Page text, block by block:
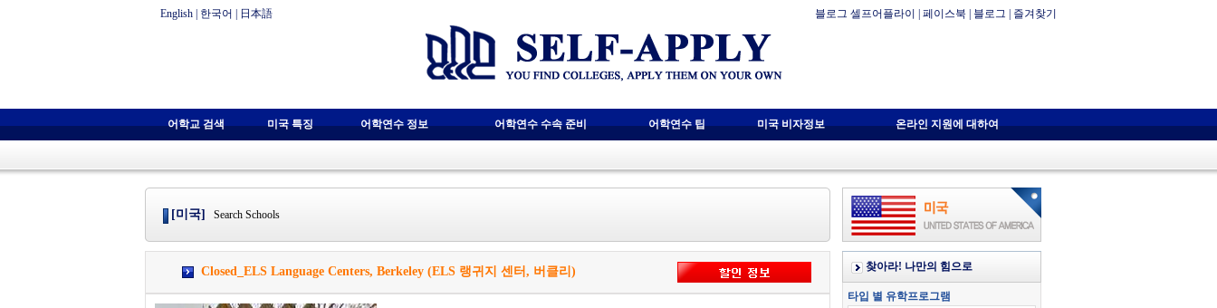
English 한국어 日本語 블로그 셀프어플라이 페이스북 블로그 즐겨찾기
어학교 검색 미국 특징 어학연수 정보 어학연수 수속 준비 어학연수 팁 미국 비자정보 온라인 지원에 대하여
[미국] Search Schools
Closed_ELS Language Centers, Berkeley (ELS 랭귀지 센터, 버클리)